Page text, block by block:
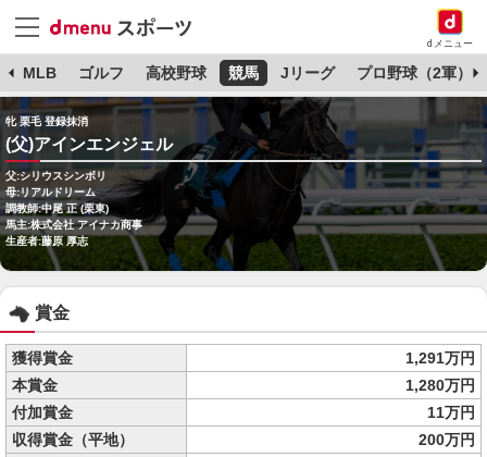
dメニュー
MLB ゴルフ 高校野球 競馬 Jリーグ プロ野球（2軍）
牝 栗毛 登録抹消
(父)アインエンジェル
父:シリウスシンボリ
母:リアルドリーム
調教師:中尾 正 (栗東)
馬主:株式会社 アイナカ商事
生産者:藤原 厚志
賞金
獲得賞金
1,291万円
本賞金
1,280万円
付加賞金
11万円
収得賞金（平地）
200万円